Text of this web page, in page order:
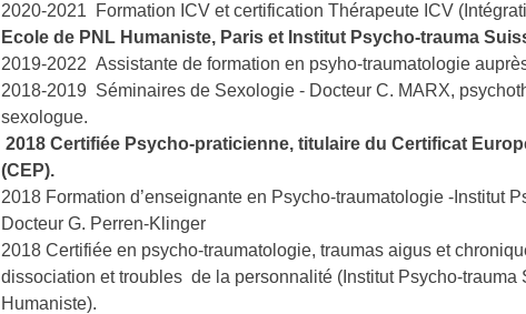
2020-2021 Formation ICV et certification Thérapeute ICV
Ecole de PNL Humaniste, Paris et Institut Psycho-trauma
2019-2022 Assistante de formation en psyho-traumatologie
2018-2019 Séminaires de Sexologie - Docteur C. MARX,
sexologue.
2018 Certifiée Psycho-praticienne, titulaire du Certificat
(CEP).
2018 Formation d’enseignante en Psycho-traumatologie -Institut
Docteur G. Perren-Klinger
2018 Certifiée en psycho-traumatologie, traumas aigus et
dissociation et troubles de la personnalité (Institut Psycho-trauma
Humaniste).